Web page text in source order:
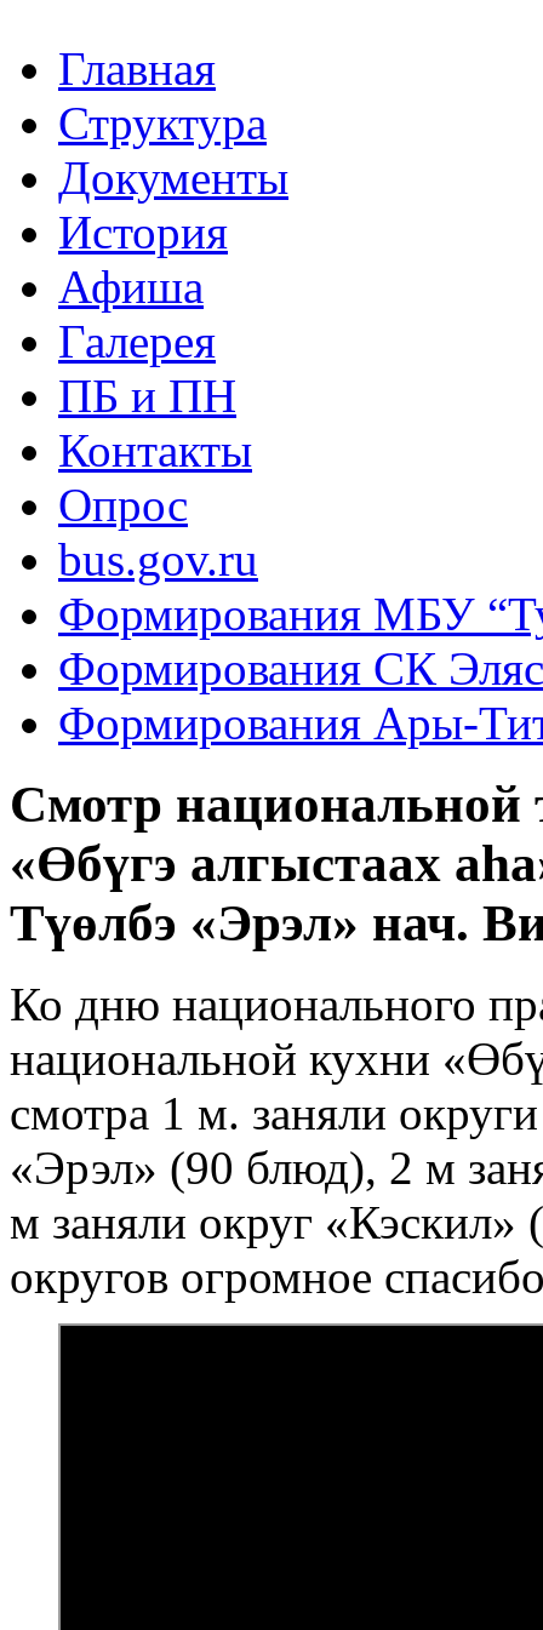
Главная
Структура
Документы
История
Афиша
Галерея
ПБ и ПН
Контакты
Опрос
bus.gov.ru
Формирования МБУ
Формирования СК
Формирования Ары-
Смотр национальной
«Өбүгэ алгыстаах
Түөлбэ «Эрэл» нач.
Ко дню национального
национальной кухни
смотра 1 м. заняли
«Эрэл» (90 блюд), 2 м
м заняли округ
округов огромное